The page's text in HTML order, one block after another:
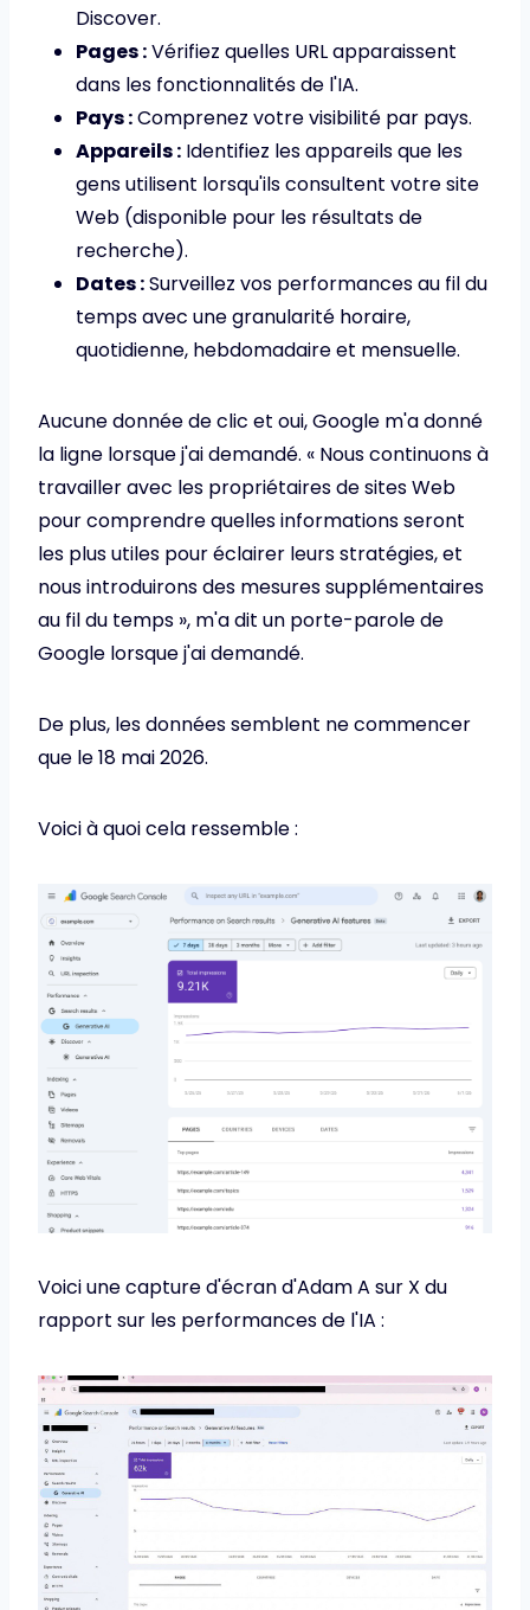
Discover.
Pages :Vérifiez quelles URL apparaissent
dans les fonctionnalités de l'IA.
Pays :Comprenez votre visibilité par pays.
Appareils : Identifiez les appareils que les
gens utilisent lorsqu'ils consultent votre site
Web (disponible pour les résultats de
recherche).
Dates :Surveillez vos performances au fil du
temps avec une granularité horaire,
quotidienne, hebdomadaire et mensuelle.
Aucune donnée de clic et oui, Google m'a donné
la ligne lorsque j'ai demandé. « Nous continuons à
travailler avec les propriétaires de sites Web
pour comprendre quelles informations seront
les plus utiles pour éclairer leurs stratégies, et
nous introduirons des mesures supplémentaires
au fil du temps », m'a dit un porte-parole de
Google lorsque j'ai demandé.
De plus, les données semblent ne commencer
que le 18 mai 2026.
Voici à quoi cela ressemble :
Voici une capture d'écran d'Adam A sur X du
rapport sur les performances de l'IA :